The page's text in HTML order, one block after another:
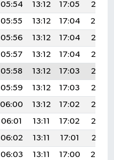
05:54 13:12 17:05
20:21
05:55 13:12 17:04
20:19
05:56 13:12 17:04
20:18
05:57 13:12 17:04
20:17
05:58 13:12 17:03
20:16
05:59 13:12 17:03
20:15
06:00 13:12 17:02
20:13
06:01 13:11 17:02
20:12
06:02 13:11 17:01
20:11
06:03 13:11 17:00
20:10